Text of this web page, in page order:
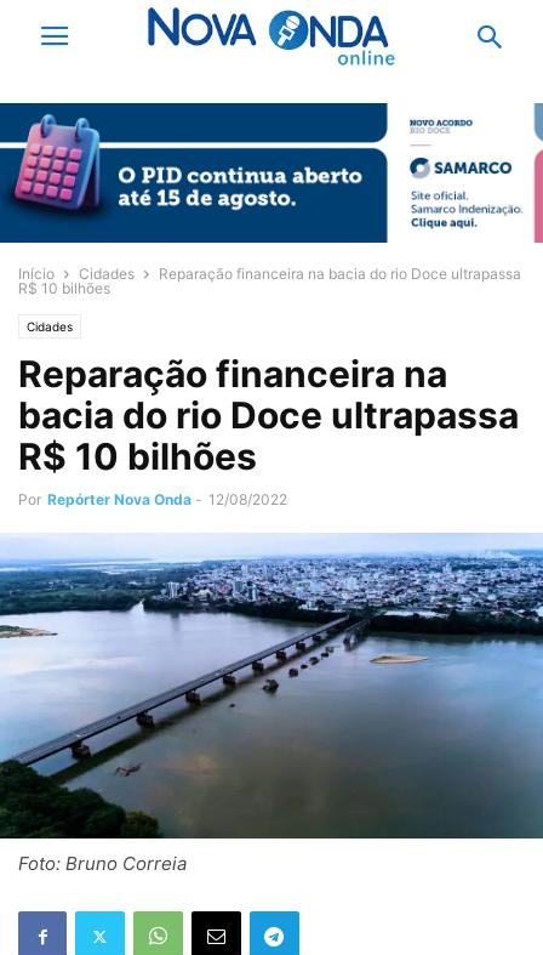
Início Cidades
Reparação financeira na bacia do rio Doce ultrapassa
R$ 10 bilhões
Cidades
Reparação financeira na
bacia do rio Doce ultrapassa
R$ 10 bilhões
Por Repórter Nova Onda - 12/08/2022
Foto: Bruno Correia